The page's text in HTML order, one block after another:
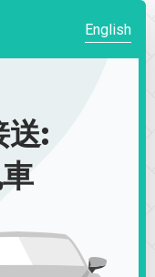
English
送: